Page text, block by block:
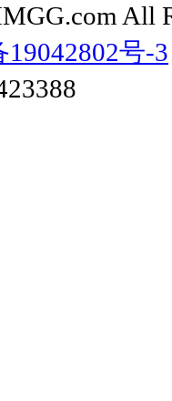
All
19042802号-3